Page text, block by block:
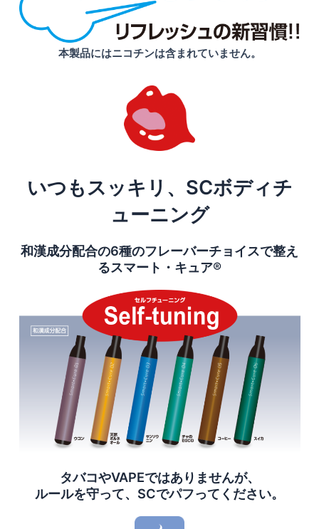
本製品にはニコチンは含まれていません。
いつもスッキリ、SCボディチ
ューニング
和漢成分配合の6種のフレーバーチョイスで整え
るスマート・キュア®
タバコやVAPEではありませんが、
ルールを守って、SCでパフってください。